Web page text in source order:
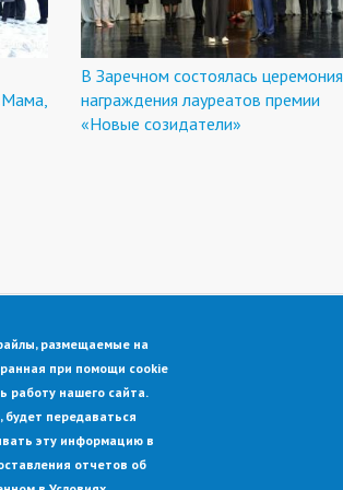
В Заречном состоялась церемония
награждения лауреатов премии
«Новые созидатели»
размещаемые на
при помощи cookie
работу нашего сайта.
передаваться
эту информацию в
отчетов об